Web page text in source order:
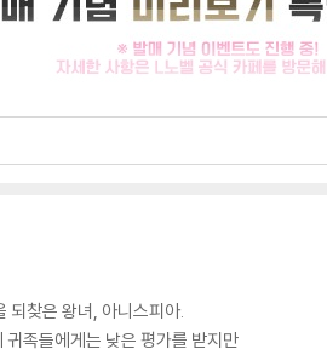
되찾은 왕녀, 아니스피아.
귀족들에게는 낮은 평가를 받지만